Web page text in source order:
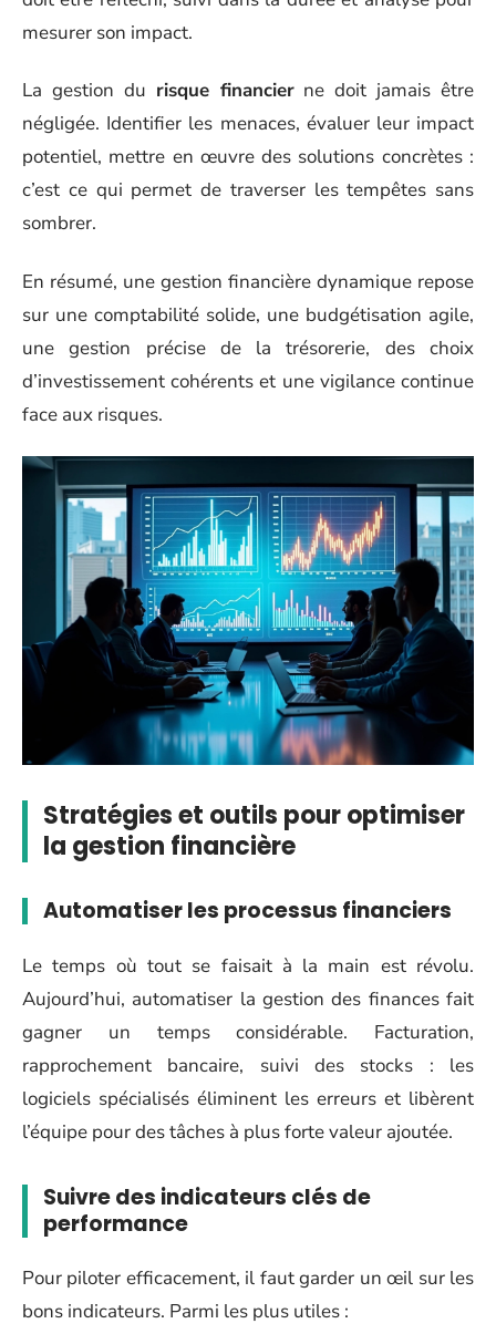
mesurer son impact.
La gestion du risque financierne doit jamais être
négligée. Identifier les menaces, évaluer leur impact
potentiel, mettre en œuvre des solutions concrètes :
c’est ce qui permet de traverser les tempêtes sans
sombrer.
En résumé, une gestion financière dynamique repose
sur une comptabilité solide, une budgétisation agile,
une gestion précise de la trésorerie, des choix
d’investissement cohérents et une vigilance continue
face aux risques.
Stratégies et outils pour optimiser
la gestion financière
Automatiser les processus financiers
Le temps où tout se faisait à la main est révolu.
Aujourd’hui, automatiser la gestion des finances fait
gagner un temps considérable. Facturation,
rapprochement bancaire, suivi des stocks : les
logiciels spécialisés éliminent les erreurs et libèrent
l’équipe pour des tâches à plus forte valeur ajoutée.
Suivre des indicateurs clés de
performance
Pour piloter efficacement, il faut garder un œil sur les
bons indicateurs. Parmi les plus utiles :